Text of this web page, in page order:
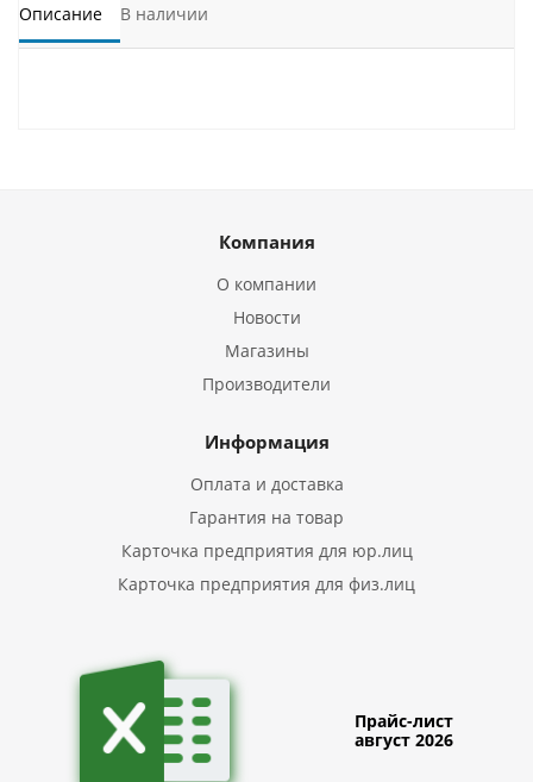
Описание В наличии
Компания
О компании
Новости
Магазины
Производители
Информация
Оплата и доставка
Гарантия на товар
Карточка предприятия для юр.лиц
Карточка предприятия для физ.лиц
Прайс-лист
август 2026